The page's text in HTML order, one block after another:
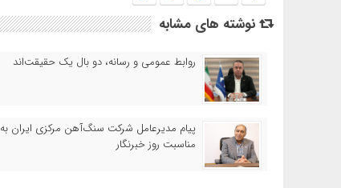
نوشته های مشابه
روابط عمومی و رسانه، دو بال یک حقیقت‌اند
پیام مدیرعامل شرکت سنگ‌آهن مرکزی ایران به
مناسبت روز خبرنگار